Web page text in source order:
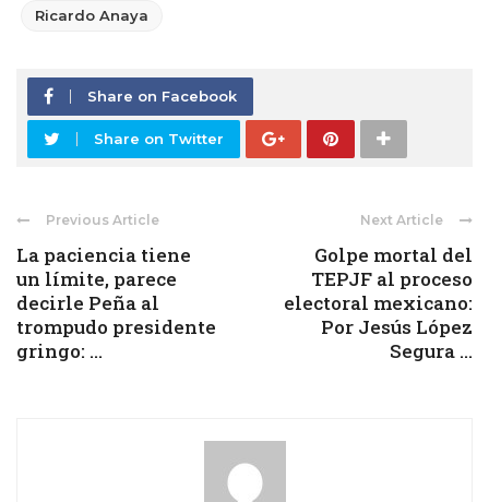
Ricardo Anaya
Share on Facebook
Share on Twitter
Previous Article
La paciencia tiene
un límite, parece
decirle Peña al
trompudo presidente
gringo: ...
Next Article
Golpe mortal del
TEPJF al proceso
electoral mexicano:
Por Jesús López
Segura ...